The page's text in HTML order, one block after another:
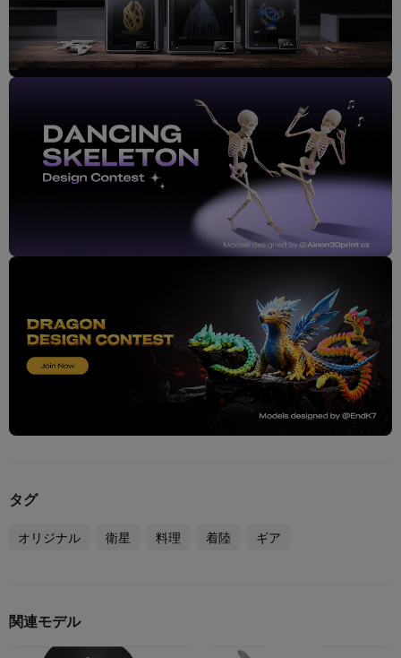
タグ
オリジナル 衛星 料理 着陸 ギア
関連モデル